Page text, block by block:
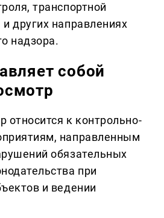
транспортной
других направлениях
надзора.
собой
относится к контрольно-
направленным
обязательных
при
и ведении